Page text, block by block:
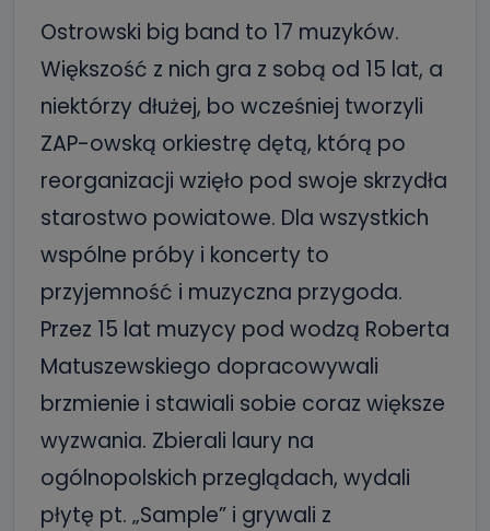
Ostrowski big band to 17 muzyków.
Większość z nich gra z sobą od 15 lat, a
niektórzy dłużej, bo wcześniej tworzyli
ZAP-owską orkiestrę dętą, którą po
reorganizacji wzięło pod swoje skrzydła
starostwo powiatowe. Dla wszystkich
wspólne próby i koncerty to
przyjemność i muzyczna przygoda.
Przez 15 lat muzycy pod wodzą Roberta
Matuszewskiego dopracowywali
brzmienie i stawiali sobie coraz większe
wyzwania. Zbierali laury na
ogólnopolskich przeglądach, wydali
płytę pt. „Sample” i grywali z